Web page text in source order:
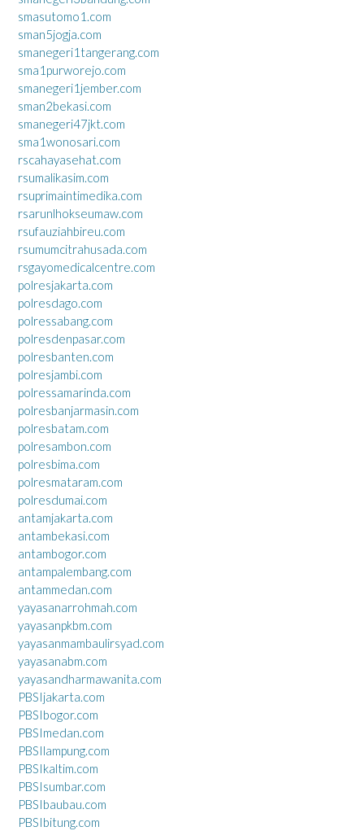
smasutomo1.com
sman5jogja.com
smanegeri1tangerang.com
sma1purworejo.com
smanegeri1jember.com
sman2bekasi.com
smanegeri47jkt.com
sma1wonosari.com
rscahayasehat.com
rsumalikasim.com
rsuprimaintimedika.com
rsarunlhokseumaw.com
rsufauziahbireu.com
rsumumcitrahusada.com
rsgayomedicalcentre.com
polresjakarta.com
polresdago.com
polressabang.com
polresdenpasar.com
polresbanten.com
polresjambi.com
polressamarinda.com
polresbanjarmasin.com
polresbatam.com
polresambon.com
polresbima.com
polresmataram.com
polresdumai.com
antamjakarta.com
antambekasi.com
antambogor.com
antampalembang.com
antammedan.com
yayasanarrohmah.com
yayasanpkbm.com
yayasanmambaulirsyad.com
yayasanabm.com
yayasandharmawanita.com
PBSIjakarta.com
PBSIbogor.com
PBSImedan.com
PBSIlampung.com
PBSIkaltim.com
PBSIsumbar.com
PBSIbaubau.com
PBSIbitung.com